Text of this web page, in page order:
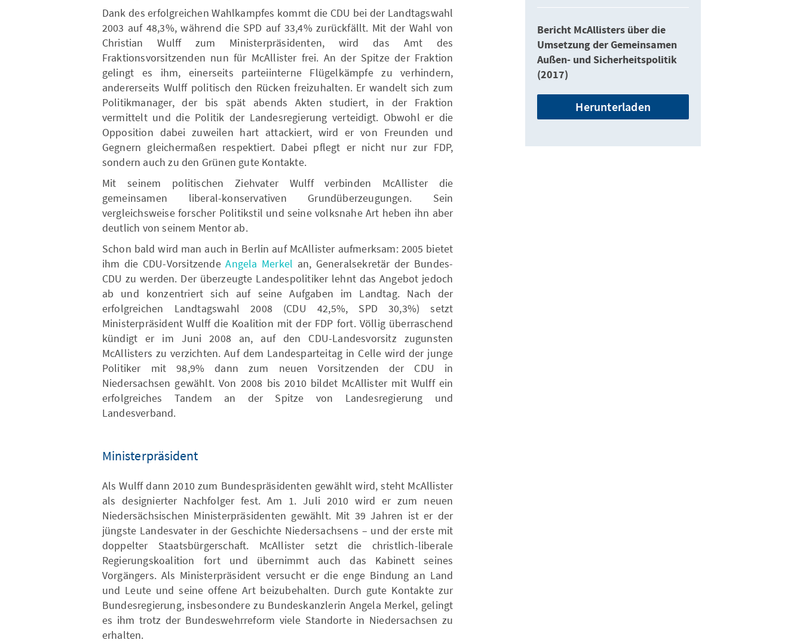
Dank des erfolgreichen Wahlkampfes kommt die CDU bei der Landtagswahl
2003 auf 48,3%, während die SPD auf 33,4% zurückfällt. Mit der Wahl von
Christian Wulff zum Ministerpräsidenten, wird das Amt des
Fraktionsvorsitzenden nun für McAllister frei. An der Spitze der Fraktion
gelingt es ihm, einerseits parteiinterne Flügelkämpfe zu verhindern,
andererseits Wulff politisch den Rücken freizuhalten. Er wandelt sich zum
Politikmanager, der bis spät abends Akten studiert, in der Fraktion
vermittelt und die Politik der Landesregierung verteidigt. Obwohl er die
Opposition dabei zuweilen hart attackiert, wird er von Freunden und
Gegnern gleichermaßen respektiert. Dabei pflegt er nicht nur zur FDP,
sondern auch zu den Grünen gute Kontakte.
Mit seinem politischen Ziehvater Wulff verbinden McAllister die
gemeinsamen liberal-konservativen Grundüberzeugungen. Sein
vergleichsweise forscher Politikstil und seine volksnahe Art heben ihn aber
deutlich von seinem Mentor ab.
Schon bald wird man auch in Berlin auf McAllister aufmerksam: 2005 bietet
ihm die CDU-VorsitzendeAngela Merkel an, Generalsekretär der Bundes-
CDU zu werden. Der überzeugte Landespolitiker lehnt das Angebot jedoch
ab und konzentriert sich auf seine Aufgaben im Landtag. Nach der
erfolgreichen Landtagswahl 2008 (CDU 42,5%, SPD 30,3%) setzt
Ministerpräsident Wulff die Koalition mit der FDP fort. Völlig überraschend
kündigt er im Juni 2008 an, auf den CDU-Landesvorsitz zugunsten
McAllisters zu verzichten. Auf dem Landesparteitag in Celle wird der junge
Politiker mit 98,9% dann zum neuen Vorsitzenden der CDU in
Niedersachsen gewählt. Von 2008 bis 2010 bildet McAllister mit Wulff ein
erfolgreiches Tandem an der Spitze von Landesregierung und
Landesverband.
Ministerpräsident
Als Wulff dann 2010 zum Bundespräsidenten gewählt wird, steht McAllister
als designierter Nachfolger fest. Am 1. Juli 2010 wird er zum neuen
Niedersächsischen Ministerpräsidenten gewählt. Mit 39 Jahren ist er der
jüngste Landesvater in der Geschichte Niedersachsens – und der erste mit
doppelter Staatsbürgerschaft. McAllister setzt die christlich-liberale
Regierungskoalition fort und übernimmt auch das Kabinett seines
Vorgängers. Als Ministerpräsident versucht er die enge Bindung an Land
und Leute und seine offene Art beizubehalten. Durch gute Kontakte zur
Bundesregierung, insbesondere zu Bundeskanzlerin Angela Merkel, gelingt
es ihm trotz der Bundeswehrreform viele Standorte in Niedersachsen zu
erhalten.
Bericht McAllisters über die
Umsetzung der Gemeinsamen
Außen- und Sicherheitspolitik
(2017)
Herunterladen